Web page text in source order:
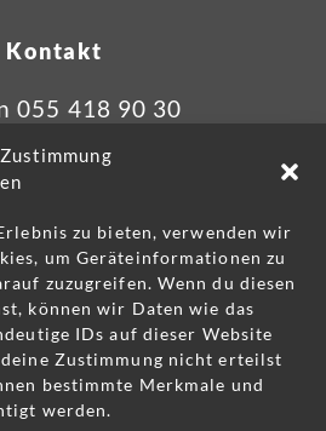
zu bieten, verwenden wir
um Geräteinformationen zu
zuzugreifen. Wenn du diesen
können wir Daten wie das
IDs auf dieser Website
Zustimmung nicht erteilst
bestimmte Merkmale und
werden.
Kontakt
055 418 90 30
auch drin: Schnüriger
Made